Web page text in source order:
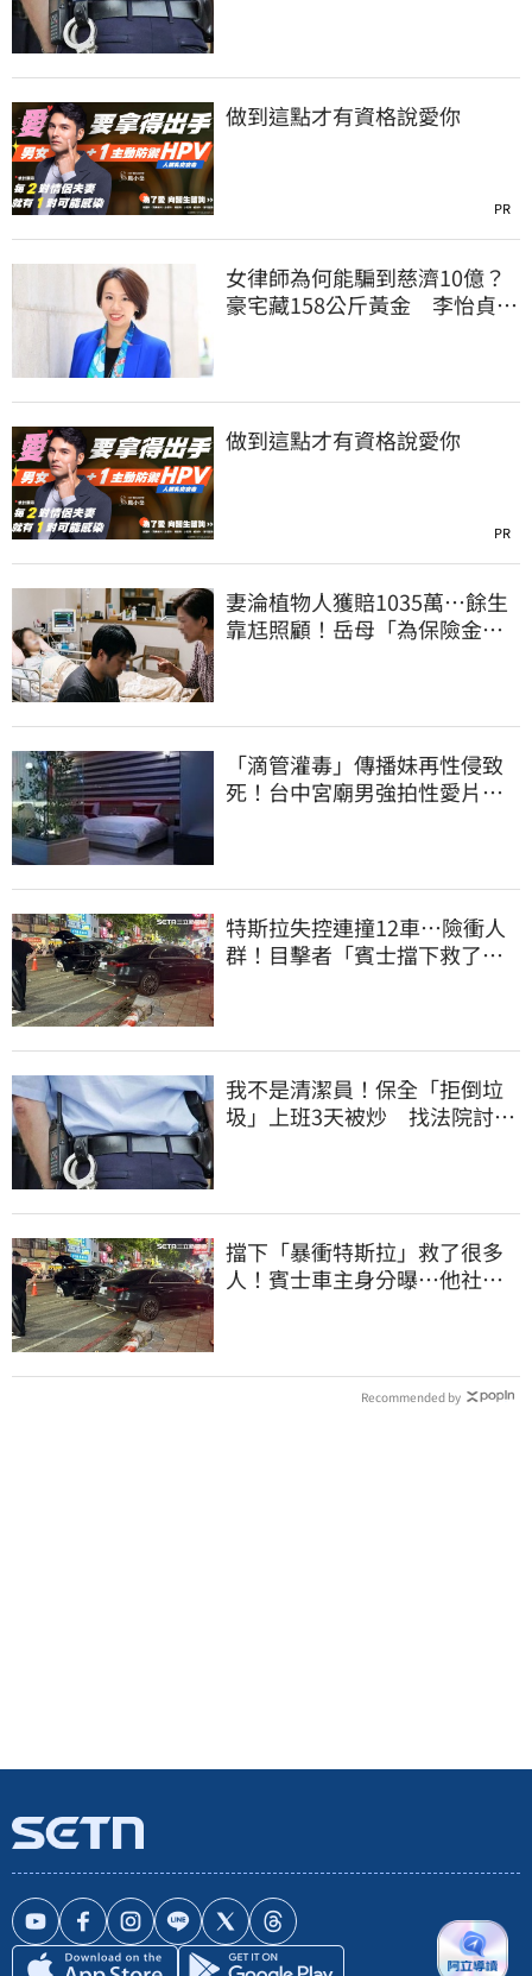
做到這點才有資格說愛你
PR
女律師為何能騙到慈濟10億？
豪宅藏158公斤黃金 李怡貞驚
做到這點才有資格說愛你
PR
妻淪植物人獲賠1035萬…餘生
靠尪照顧！岳母「為保險金開
「滴管灌毒」傳播妹再性侵致
死！台中宮廟男強拍性愛片
特斯拉失控連撞12車…險衝人
群！目擊者「賓士擋下救了好
我不是清潔員！保全「拒倒垃
圾」上班3天被炒 找法院討公
擋下「暴衝特斯拉」救了很多
人！賓士車主身分曝…他社群
Recommended by